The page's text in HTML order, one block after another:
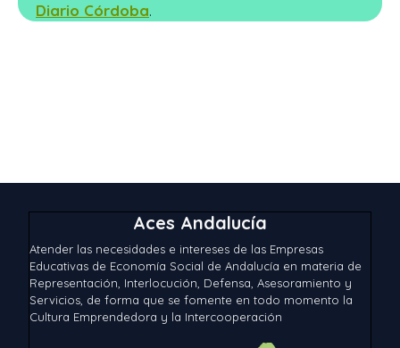
Diario Córdoba.
Aces Andalucía
Atender las necesidades e intereses de las Empresas
Educativas de Economía Social de Andalucía en materia de
Representación, Interlocución, Defensa, Asesoramiento y
Servicios, de forma que se fomente en todo momento la
Cultura Emprendedora y la Intercooperación